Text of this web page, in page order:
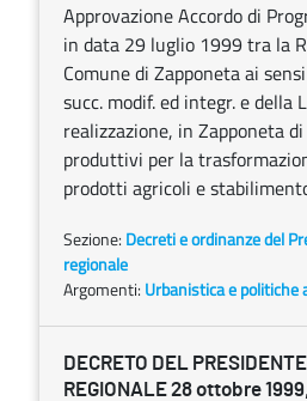
Approvazione Accordo di
in data 29 luglio 1999 tra la
Comune di Zapponeta ai
succ. modif. ed integr. e della
realizzazione, in Zapponeta
produttivi per la
prodotti agricoli e
Sezione: Decreti e ordinanze del
regionale
Argomenti: Urbanistica e politiche
DECRETO DEL
REGIONALE 28 ottobre